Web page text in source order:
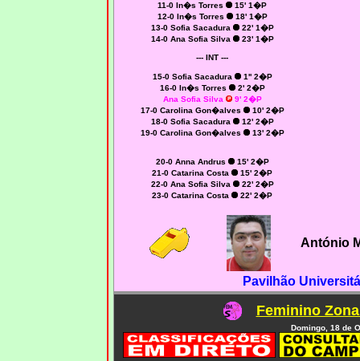
11-0 In�s Torres
15' 1�P
12-0 In�s Torres
18' 1�P
13-0 Sofia Sacadura
22' 1�P
14-0 Ana Sofia Silva
23' 1�P
--- INT ---
15-0 Sofia Sacadura
1'' 2�P
16-0 In�s Torres
2' 2�P
Ana Sofia Silva
9' 2�P
17-0 Carolina Gon�alves
10' 2�P
18-0 Sofia Sacadura
12' 2�P
19-0 Carolina Gon�alves
13' 2�P
20-0 Anna Andrus
15' 2�P
21-0 Catarina Costa
15' 2�P
22-0 Ana Sofia Silva
22' 2�P
23-0 Catarina Costa
22' 2�P
António
Pavilhão
Feminino
Domingo, 18 de